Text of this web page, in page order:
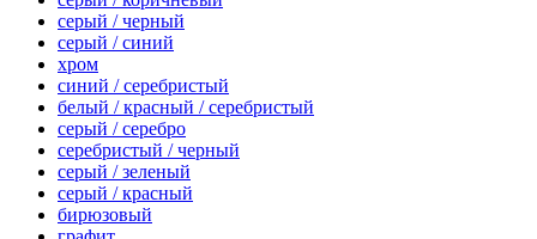
серый / черный
серый / синий
хром
синий / серебристый
белый / красный / серебристый
серый / серебро
серебристый / черный
серый / зеленый
серый / красный
бирюзовый